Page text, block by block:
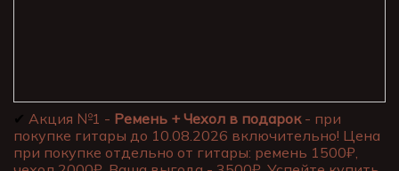
✔ Акция №1 - Ремень + Чехол в подарок- при
покупке гитары до 10.08.2026 включительно! Цена
при покупке отдельно от гитары: ремень 1500₽,